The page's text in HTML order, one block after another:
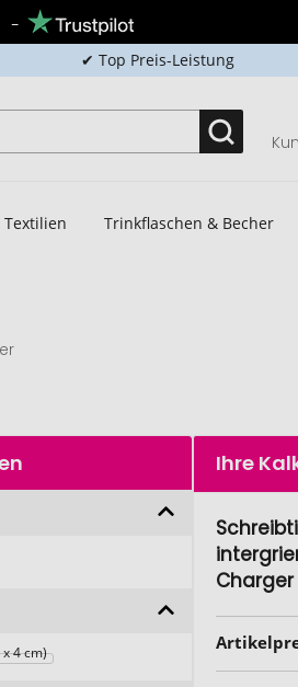
✔ Top Preis-Leistung
Textilien Trinkflaschen & Becher
4 cm)
Ihre